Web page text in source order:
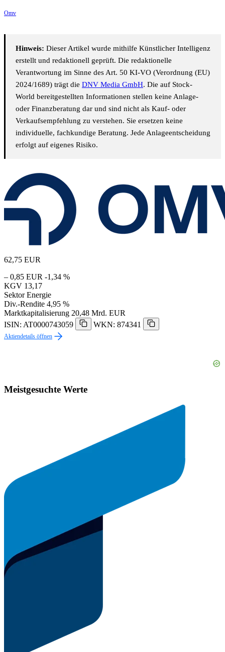
Omv
Hinweis: Dieser Artikel wurde mithilfe Künstlicher Intelligenz
erstellt und redaktionell geprüft. Die redaktionelle
Verantwortung im Sinne des Art. 50 KI-VO (Verordnung (EU)
2024/1689) trägt die DNV Media GmbH. Die auf Stock-
World bereitgestellten Informationen stellen keine Anlage-
oder Finanzberatung dar und sind nicht als Kauf- oder
Verkaufsempfehlung zu verstehen. Sie ersetzen keine
individuelle, fachkundige Beratung. Jede Anlageentscheidung
erfolgt auf eigenes Risiko.
62,75 EUR
– 0,85 EUR -1,34 %
KGV 13,17
Sektor Energie
Div.-Rendite 4,95 %
Marktkapitalisierung 20,48 Mrd. EUR
ISIN: AT0000743059
WKN: 874341
Aktiendetails öffnen
Meistgesuchte Werte